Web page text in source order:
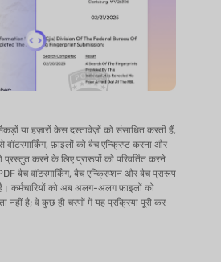
या हज़ारों केस दस्तावेज़ों को संसाधित करती हैं,
फ़ाइलों को बैच एन्क्रिप्ट करना और
प्रस्तुत करने के लिए प्रारूपों को परिवर्तित करने
बैच वॉटरमार्किंग, बैच एन्क्रिप्शन और बैच प्रारूप
कर्मचारियों को अब अलग-अलग फ़ाइलों को
है; वे कुछ ही चरणों में यह प्रक्रिया पूरी कर